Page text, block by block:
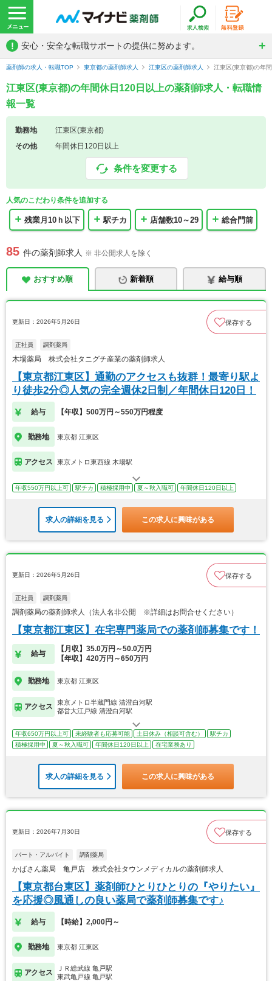
! 安心・安全な転職サポートの提供に努めます。
薬剤師の求人・転職TOP 東京都の薬剤師求人 江東区の薬剤師求人 江東区(東京都)の年
江東区(東京都)の年間休日120日以上の薬剤師求人・転職情
報一覧
勤務地
江東区(東京都)
その他
年間休日120日以上
条件を変更する
人気のこだわり条件を追加する
残業月10ｈ以下 駅チカ 店舗数10～29 総合門前
85 件の薬剤師求人 ※ 非公開求人を除く
おすすめ順 新着順 給与順
更新日：2026年5月26日 保存する
正社員 調剤薬局
木場薬局 株式会社タニグチ産業の薬剤師求人
【東京都江東区】通勤のアクセスも抜群！最寄り駅よ
り徒歩2分◎人気の完全週休2日制／年間休日120日！
給与 【年収】500万円～550万円程度
勤務地 東京都 江東区
アクセス 東京メトロ東西線 木場駅
年収550万円以上可 駅チカ 積極採用中 夏～秋入職可 年間休日120日以上
求人の詳細を見る この求人に興味がある
更新日：2026年5月26日 保存する
正社員 調剤薬局
調剤薬局の薬剤師求人（法人名非公開 ※詳細はお問合せください）
【東京都江東区】在宅専門薬局での薬剤師募集です！
給与
【月収】35.0万円～50.0万円
【年収】420万円～650万円
勤務地 東京都 江東区
アクセス
東京メトロ半蔵門線 清澄白河駅
都営大江戸線 清澄白河駅
年収650万円以上可 未経験者も応募可能 土日休み（相談可含む）
駅チカ
積極採用中
夏～秋入職可 年間休日120日以上 在宅業務あり
求人の詳細を見る この求人に興味がある
更新日：2026年7月30日 保存する
パート・アルバイト 調剤薬局
かばさん薬局 亀戸店 株式会社タウンメディカルの薬剤師求人
【東京都台東区】薬剤師ひとりひとりの『やりたい』
を応援◎風通しの良い薬局で薬剤師募集です♪
給与 【時給】2,000円～
勤務地 東京都 江東区
アクセス
ＪＲ総武線 亀戸駅
東武亀戸線 亀戸駅